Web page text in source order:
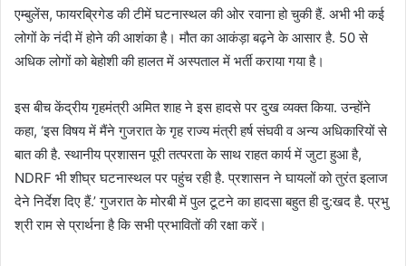
एम्बुलेंस, फायरब्रिगेड की टीमें घटनास्थल की ओर रवाना हो चुकी हैं. अभी भी कई
लोगों के नंदी में होने की आशंका है। मौत का आकंड़ा बढ़ने के आसार है. 50 से
अधिक लोगों को बेहोशी की हालत में अस्पताल में भर्ती कराया गया है।
इस बीच केंद्रीय गृहमंत्री अमित शाह ने इस हादसे पर दुख व्यक्त किया. उन्होंने
कहा, ‘इस विषय में मैंने गुजरात के गृह राज्य मंत्री हर्ष संघवी व अन्य अधिकारियों से
बात की है. स्थानीय प्रशासन पूरी तत्परता के साथ राहत कार्य में जुटा हुआ है,
NDRF भी शीघ्र घटनास्थल पर पहुंच रही है. प्रशासन ने घायलों को तुरंत इलाज
देने निर्देश दिए हैं.’ गुजरात के मोरबी में पुल टूटने का हादसा बहुत ही दु:खद है. प्रभु
श्री राम से प्रार्थना है कि सभी प्रभावितों की रक्षा करें।